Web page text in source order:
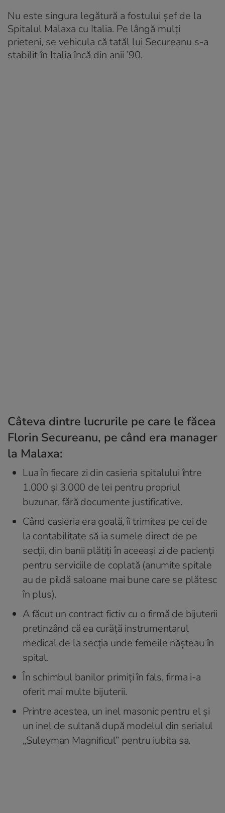
Nu este singura legătură a fostului șef de la
Spitalul Malaxa cu Italia. Pe lângă mulți
prieteni, se vehicula că tatăl lui Secureanu s-a
stabilit în Italia încă din anii ’90.
Câteva dintre lucrurile pe care le făcea
Florin Secureanu, pe când era manager
la Malaxa:
Lua în fiecare zi din casieria spitalului între
1.000 și 3.000 de lei pentru propriul
buzunar, fără documente justificative.
Când casieria era goală, îi trimitea pe cei de
la contabilitate să ia sumele direct de pe
secții, din banii plătiți în aceeași zi de pacienți
pentru serviciile de coplată (anumite spitale
au de pildă saloane mai bune care se plătesc
în plus).
A făcut un contract fictiv cu o firmă de bijuterii
pretinzând că ea curăță instrumentarul
medical de la secția unde femeile nășteau în
spital.
În schimbul banilor primiți în fals, firma i-a
oferit mai multe bijuterii.
Printre acestea, un inel masonic pentru el și
un inel de sultană după modelul din serialul
„Suleyman Magnificul” pentru iubita sa.